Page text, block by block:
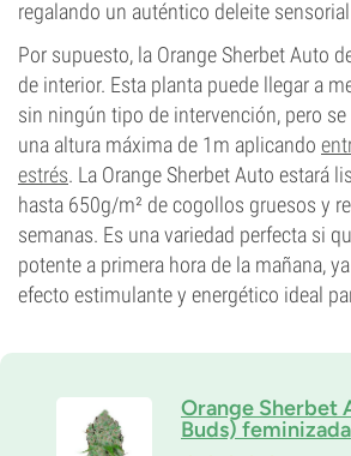
regalando un auténtico deleite
Por supuesto, la Orange Sherbet Auto
de interior. Esta planta puede llegar a
sin ningún tipo de intervención, pero
una altura máxima de 1m aplicando
estrés. La Orange Sherbet Auto estará
hasta 650g/m² de cogollos gruesos y
semanas. Es una variedad perfecta si
potente a primera hora de la mañana,
efecto estimulante y energético ideal
Orange Sherbet
Buds) feminizada